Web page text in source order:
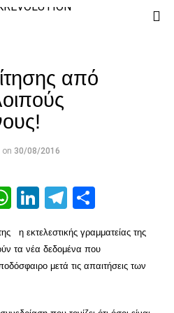
από
on 30/08/2016
WhatsApp
LinkedIn
Telegram
η εκτελεστικής γραμματείας της
τα νέα δεδομένα που
μετά τις απαιτήσεις των